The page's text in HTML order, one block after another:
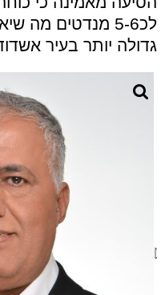
לכ5-6 מנדטים
גדולה יותר בעיר